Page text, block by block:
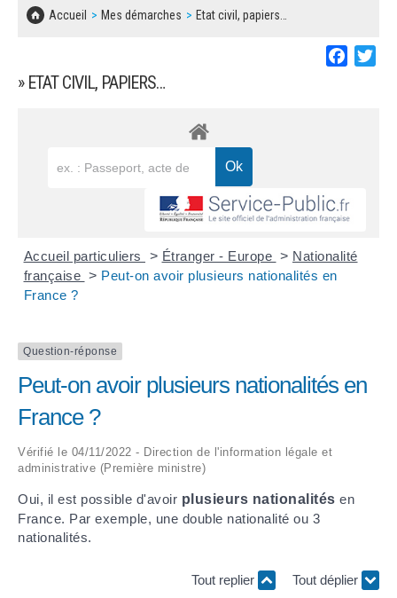
Accueil Mes démarches Etat civil, papiers…
» ETAT CIVIL, PAPIERS…
Accueil particuliers > Étranger - Europe > Nationalité
française > Peut-on avoir plusieurs nationalités en
France ?
Question-réponse
Peut-on avoir plusieurs nationalités en
France ?
Vérifié le 04/11/2022 - Direction de l'information légale et
administrative (Première ministre)
Oui, il est possible d'avoir plusieurs nationalités en
France. Par exemple, une double nationalité ou 3
nationalités.
Tout replier Tout déplier
CONCERTATIONS PUBLIQUES
SOLIDARITÉ, LOGEMENT
DECHETS
BESOIN D'UNE AIDE ?
LES ASSOCIATIONS
MARCHÉS PUBLICS
REGLEMENT LOCAL DE PUBLICITÉ
DECLARATION DE DEMARCHAGE
DOSSIER DE DEMANDE DE SUBVENTION
DEMANDE DE PRÊT DE MATERIEL
FICHE D'ORGANISATION MANIFESTATION
PLAN D'ACTION MUNICIPAL